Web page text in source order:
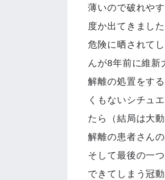
薄いので破れや
度か出てきまし
危険に晒されて
んが8年前に維新
解離の処置をす
くもないシチュ
たら（結局は大
解離の患者さん
そして最後の一
できてしまう冠